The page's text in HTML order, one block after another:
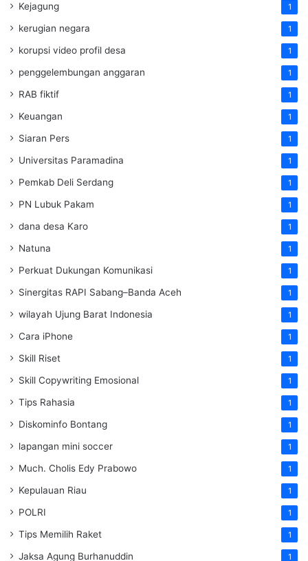
Kejagung 1
kerugian negara 1
korupsi video profil desa 1
penggelembungan anggaran 1
RAB fiktif 1
Keuangan 1
Siaran Pers 1
Universitas Paramadina 1
Pemkab Deli Serdang 1
PN Lubuk Pakam 1
dana desa Karo 1
Natuna 1
Perkuat Dukungan Komunikasi 1
Sinergitas RAPI Sabang–Banda Aceh 1
wilayah Ujung Barat Indonesia 1
Cara iPhone 1
Skill Riset 1
Skill Copywriting Emosional 1
Tips Rahasia 1
Diskominfo Bontang 1
lapangan mini soccer 1
Much. Cholis Edy Prabowo 1
Kepulauan Riau 1
POLRI 1
Tips Memilih Raket 1
Jaksa Agung Burhanuddin 1